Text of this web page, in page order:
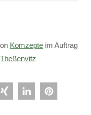
Komzepte im Auftrag